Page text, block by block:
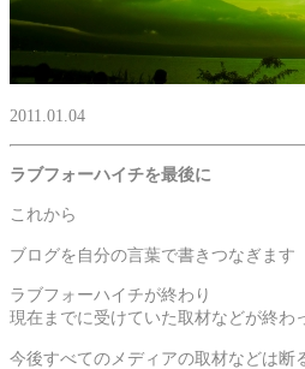
2011.01.04
ラブフォーハイチを最後に
これから
ブログを自分の言葉で書きつなぎます
ラブフォーハイチが終わり
現在までに受けていた取材などが終わ
今後すべてのメディアの取材などは断